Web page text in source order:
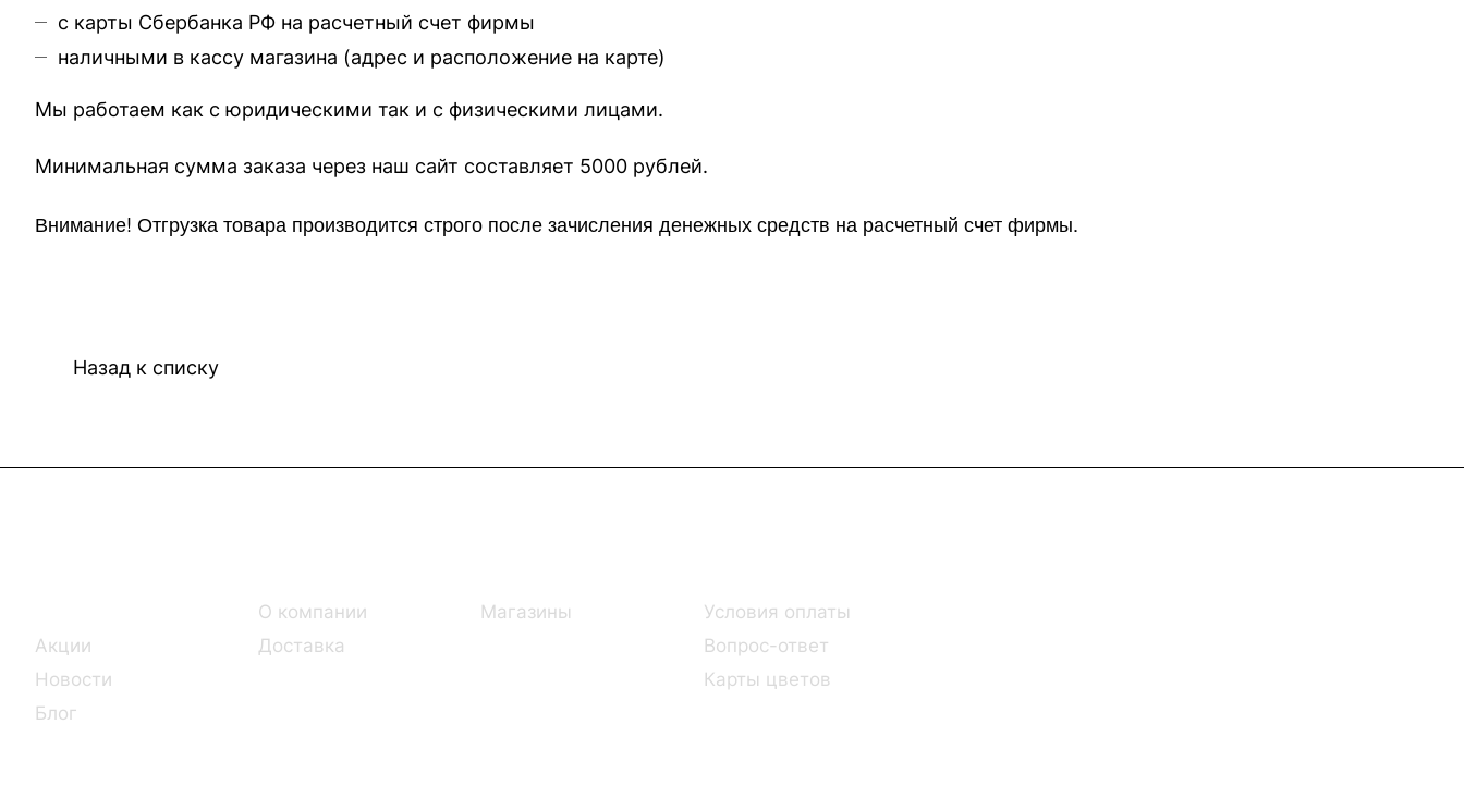
с карты Сбербанка РФ на расчетный счет фирмы
наличными в кассу магазина (адрес и расположение на карте)
Мы работаем как с юридическими так и с физическими лицами.
Минимальная сумма заказа через наш сайт составляет 5000 рублей.
Внимание! Отгрузка товара производится строго после зачисления денежных средств на расчетный счет фирмы.
Назад к списку
Акции
Новости
Блог
О компании
Доставка
Магазины
Условия оплаты
Вопрос-ответ
Карты цветов